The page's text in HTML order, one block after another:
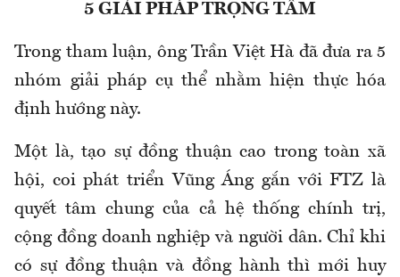
5 GIẢI PHÁP TRỌNG TÂM
Trong tham luận, ông Trần Việt Hà đã đưa ra 5
nhóm giải pháp cụ thể nhằm hiện thực hóa
định hướng này.
Một là, tạo sự đồng thuận cao trong toàn xã
hội, coi phát triển Vũng Áng gắn với FTZ là
quyết tâm chung của cả hệ thống chính trị,
cộng đồng doanh nghiệp và người dân. Chỉ khi
có sự đồng thuận và đồng hành thì mới huy